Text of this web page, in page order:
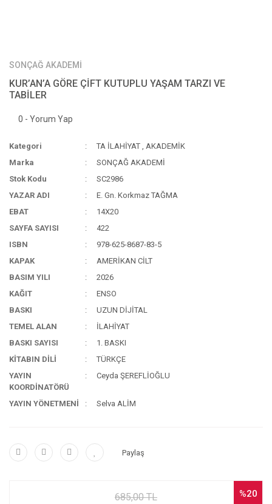
SONÇAĞ AKADEMİ
KUR’AN’A GÖRE ÇİFT KUTUPLU YAŞAM TARZI VE
TABİLER
0 - Yorum Yap
Kategori TA İLAHİYAT ,AKADEMİK
Marka
SONÇAĞ AKADEMİ
Stok Kodu
SC2986
YAZAR ADI
E. Gn. Korkmaz TAĞMA
EBAT
14X20
SAYFA SAYISI
422
ISBN
978-625-8687-83-5
KAPAK
AMERİKAN CİLT
BASIM YILI
2026
KAĞIT
ENSO
BASKI
UZUN DİJİTAL
TEMEL ALAN
İLAHİYAT
BASKI SAYISI
1. BASKI
KİTABIN DİLİ
TÜRKÇE
YAYIN
KOORDİNATÖRÜ
Ceyda ŞEREFLİOĞLU
YAYIN YÖNETMENİ Selva ALİM
Paylaş
%20
685,00 TL